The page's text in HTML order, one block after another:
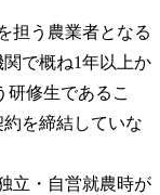
担う農業者となる
で概ね1年以上か
研修生であるこ
を締結していな
立・自営就農時が